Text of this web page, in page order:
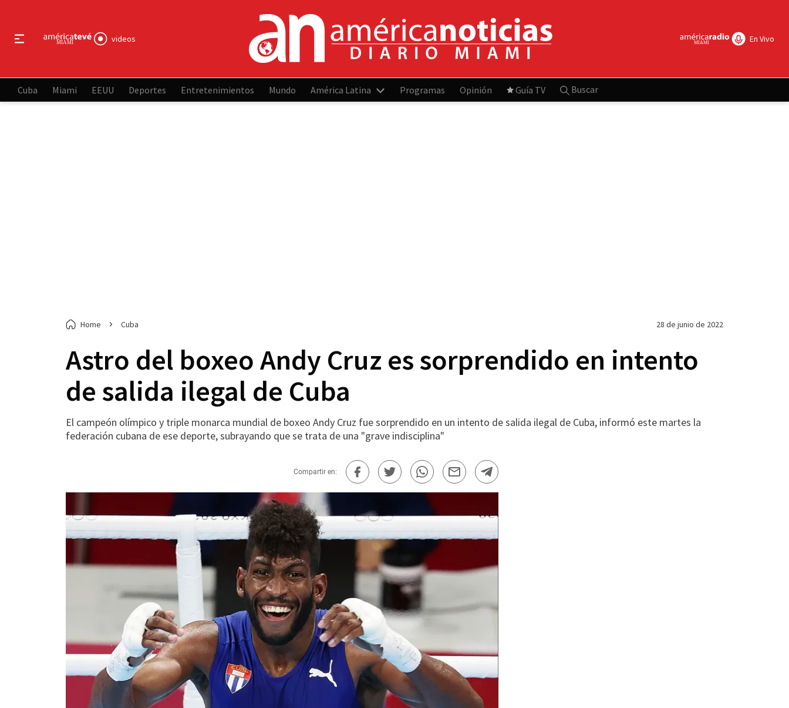
videos En Vivo
Cuba Miami EEUU Deportes Entretenimientos Mundo América Latina Programas Opinión Guía TV Buscar
Home Cuba 28 de junio de 2022
Astro del boxeo Andy Cruz es sorprendido en intento
de salida ilegal de Cuba
El campeón olímpico y triple monarca mundial de boxeo Andy Cruz fue sorprendido en un intento de salida ilegal de Cuba, informó este martes la
federación cubana de ese deporte, subrayando que se trata de una "grave indisciplina"
Compartir en: